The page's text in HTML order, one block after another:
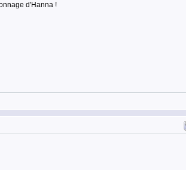
d'Hanna !